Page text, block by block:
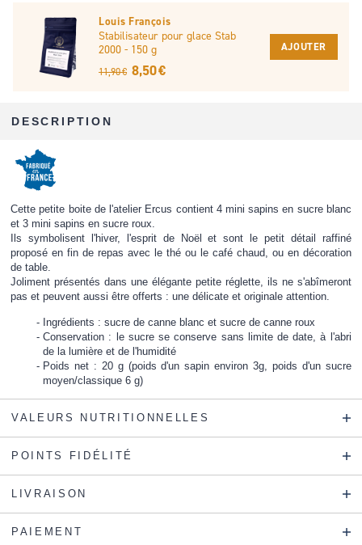
Louis François
Stabilisateur pour glace Stab
2000 - 150 g
11,90 € 8,50 €
AJOUTER
DESCRIPTION
Cette petite boite de l'atelier Ercus contient 4 mini sapins en sucre blanc
et 3 mini sapins en sucre roux.
Ils symbolisent l'hiver, l'esprit de Noël et sont le petit détail raffiné
proposé en fin de repas avec le thé ou le café chaud, ou en décoration
de table.
Joliment présentés dans une élégante petite réglette, ils ne s'abîmeront
pas et peuvent aussi être offerts : une délicate et originale attention.
Ingrédients : sucre de canne blanc et sucre de canne roux
Conservation : le sucre se conserve sans limite de date, à l'abri
de la lumière et de l'humidité
Poids net : 20 g (poids d'un sapin environ 3g, poids d'un sucre
moyen/classique 6 g)
VALEURS NUTRITIONNELLES
POINTS FIDÉLITÉ
LIVRAISON
PAIEMENT